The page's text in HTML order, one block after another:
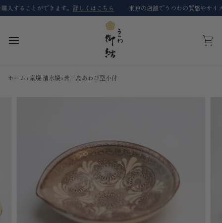
コ
ン
ることができます。 詳しくはこちら 東京の店舗でうつわの質感やサイズ
カ
ホーム ›京烧·清水烧›紫三島あわび型小付